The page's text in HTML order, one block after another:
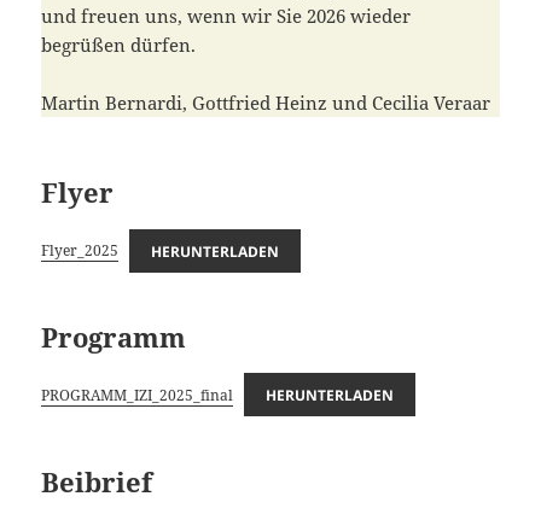
und freuen uns, wenn wir Sie 2026 wieder
begrüßen dürfen.
Martin Bernardi, Gottfried Heinz und Cecilia Veraar
Flyer
Flyer_2025 HERUNTERLADEN
Programm
PROGRAMM_IZI_2025_final HERUNTERLADEN
Beibrief